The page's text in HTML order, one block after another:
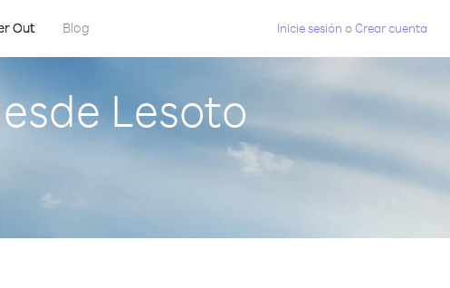
Out Blog Inicie sesión oCrear cuenta
Lesoto